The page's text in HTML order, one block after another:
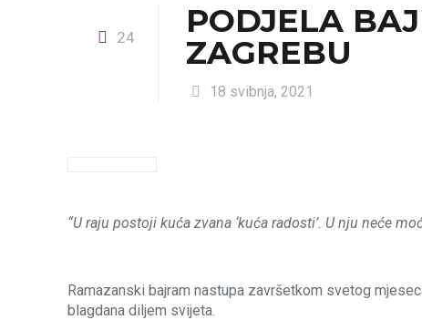
24
PODJELA
ZAGREBU
18 svibnja, 2021
“U raju postoji kuća zvana ‘kuća radosti’. U nju neće
Ramazanski bajram nastupa završetkom svetog
blagdana diljem svijeta.